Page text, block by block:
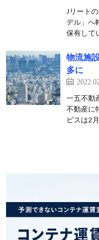
Jリート
デル」へ
保有して
物流施
多に
一五不動
不動産に
ビスは2